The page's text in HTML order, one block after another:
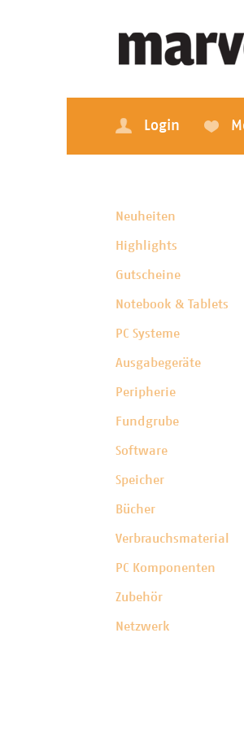
Login
Neuheiten
Highlights
Gutscheine
Notebook & Tablets
PC Systeme
Ausgabegeräte
Peripherie
Fundgrube
Software
Speicher
Bücher
Verbrauchsmaterial
PC Komponenten
Zubehör
Netzwerk